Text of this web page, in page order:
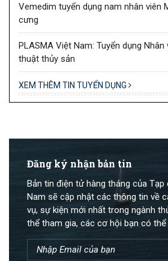
Vemedim tuyển dụng nam nhân viên
cưng
PLASMA Việt Nam: Tuyển dụng Nhân
thuật thủy sản
XEM THÊM TIN TUYỂN DỤNG
Đăng ký nhận bản tin
Bản tin điện tử hàng tháng của Tạp
Nam sẽ cập nhật các thông tin về
vụ, sự kiện mới nhất trong ngành
thể tham gia, các cơ hội bạn có thể